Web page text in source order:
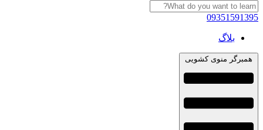
09351591395
بلاگ
همبرگر منوی کشویی